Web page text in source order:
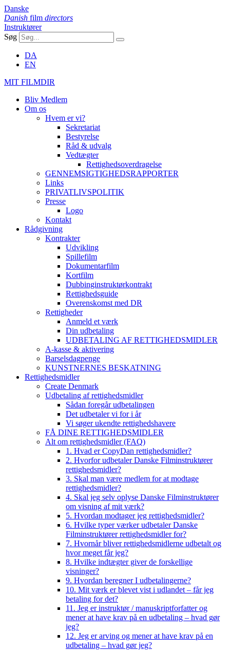
Danske
Danish film directors
Instruktører
Søg
DA
EN
MIT FILMDIR
Bliv Medlem
Om os
Hvem er vi?
Sekretariat
Bestyrelse
Råd & udvalg
Vedtægter
Rettighedsoverdragelse
GENNEMSIGTIGHEDSRAPPORTER
Links
PRIVATLIVSPOLITIK
Presse
Logo
Kontakt
Rådgivning
Kontrakter
Udvikling
Spillefilm
Dokumentarfilm
Kortfilm
Dubbinginstruktørkontrakt
Rettighedsguide
Overenskomst med DR
Rettigheder
Anmeld et værk
Din udbetaling
UDBETALING AF RETTIGHEDSMIDLER
A-kasse & aktivering
Barselsdagpenge
KUNSTNERNES BESKATNING
Rettighedsmidler
Create Denmark
Udbetaling af rettighedsmidler
Sådan foregår udbetalingen
Det udbetaler vi for i år
Vi søger ukendte rettighedshavere
FÅ DINE RETTIGHEDSMIDLER
Alt om rettighedsmidler (FAQ)
1. Hvad er CopyDan rettighedsmidler?
2. Hvorfor udbetaler Danske Filminstruktører
rettighedsmidler?
3. Skal man være medlem for at modtage
rettighedsmidler?
4. Skal jeg selv oplyse Danske Filminstruktører
om visning af mit værk?
5. Hvordan modtager jeg rettighedsmidler?
6. Hvilke typer værker udbetaler Danske
Filminstruktører rettighedsmidler for?
7. Hvornår bliver rettighedsmidlerne udbetalt og
hvor meget får jeg?
8. Hvilke indtægter giver de forskellige
visninger?
9. Hvordan beregner I udbetalingerne?
10. Mit værk er blevet vist i udlandet – får jeg
betaling for det?
11. Jeg er instruktør / manuskriptforfatter og
mener at have krav på en udbetaling – hvad gør
jeg?
12. Jeg er arving og mener at have krav på en
udbetaling – hvad gør jeg?